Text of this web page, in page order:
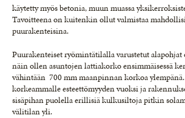
käytetty myös betonia, muun muassa
Tavoitteena on kuitenkin ollut valmistaa
puurakenteisina.
Puurakenteiset ryömintätilalla varustetut alapohjat
näin ollen asuntojen lattiakorko ensimmäisessä
vähintään 700 mm maanpinnan korkoa
korkeammalle esteettömyyden vuoksi ja
sisäpihan puolella erillisiä kulkusiltoja pitkin
välitilan yli.